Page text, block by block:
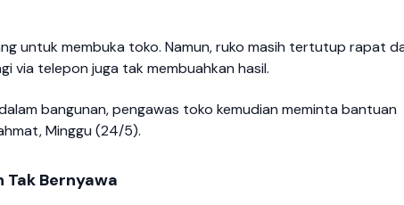
untuk membuka toko. Namun, ruko masih tertutup rapat
via telepon juga tak membuahkan hasil.
bangunan, pengawas toko kemudian meminta bantuan
Minggu (24/5).
Tak Bernyawa